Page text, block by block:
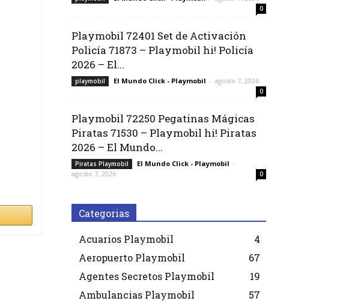
0
Playmobil 72401 Set de Activación
Policía 71873 – Playmobil hi! Policía
2026 – El...
playmobil El Mundo Click - Playmobil - agosto 7, 2026
0
Playmobil 72250 Pegatinas Mágicas
Piratas 71530 – Playmobil hi! Piratas
2026 – El Mundo...
Piratas Playmobil El Mundo Click - Playmobil -
agosto 7, 2026
0
Categorias
Acuarios Playmobil
4
Aeropuerto Playmobil
67
Agentes Secretos Playmobil
19
Ambulancias Playmobil
57